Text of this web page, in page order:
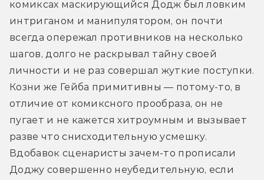
комиксах маскирующийся Додж был ловким
интриганом и манипулятором, он почти
всегда опережал противников на несколько
шагов, долго не раскрывал тайну своей
личности и не раз совершал жуткие поступки.
Козни же Гейба примитивны — потому-то, в
отличие от комиксного прообраза, он не
пугает и не кажется хитроумным и вызывает
разве что снисходительную усмешку.
Вдобавок сценаристы зачем-то прописали
Доджу совершенно неубедительную, если